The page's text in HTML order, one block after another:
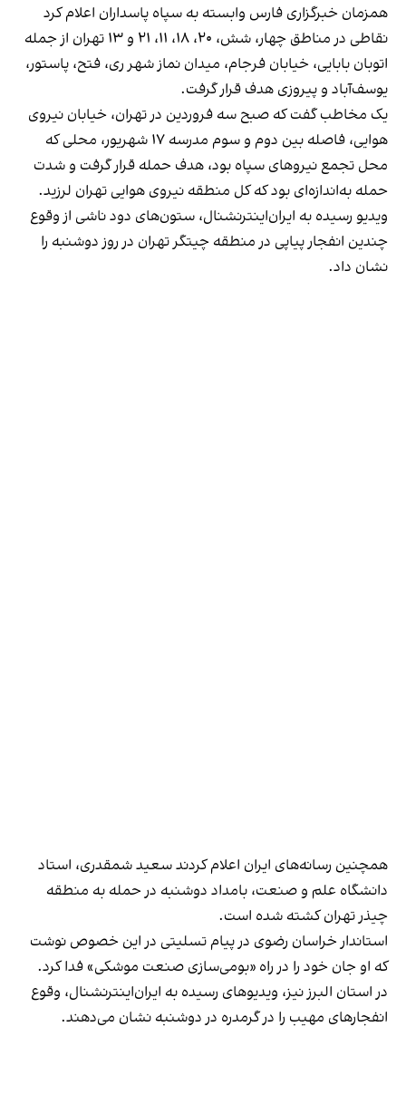
همزمان خبرگزاری فارس وابسته به سپاه پاسداران اعلام کرد
نقاطی در مناطق چهار، شش، ۲۰، ۱۸، ۱۱، ۲۱ و ۱۳ تهران از جمله
اتوبان بابایی، خیابان فرجام، میدان نماز شهر ری، فتح، پاستور،
یوسف‌آباد و پیروزی هدف قرار گرفت.
یک مخاطب گفت که صبح سه فروردین در تهران، خیابان نیروی
هوایی، فاصله بین دوم و سوم مدرسه ۱۷ شهریور، محلی که
محل تجمع نیروهای سپاه بود، هدف حمله قرار گرفت و شدت
حمله به‌اندازه‌ای بود که کل منطقه نیروی هوایی تهران لرزید.
ویدیو رسیده به ایران‌اینترنشنال، ستون‌های دود ناشی از وقوع
چندین انفجار پیاپی در منطقه چیتگر تهران در روز دوشنبه را
نشان داد.
همچنین رسانه‌های ایران اعلام کردند سعید شمقدری، استاد
دانشگاه علم و صنعت، بامداد دوشنبه در حمله به منطقه
چیذر تهران کشته شده است.
استاندار خراسان رضوی در پیام تسلیتی در این خصوص نوشت
که او جان خود را در راه «بومی‌سازی صنعت موشکی» فدا کرد.
در استان البرز نیز، ویدیوهای رسیده به ایران‌اینترنشنال، وقوع
انفجارهای مهیب را در گرمدره در دوشنبه نشان می‌دهند.